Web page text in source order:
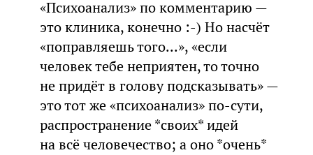
«Психоанализ» по комментарию —
это клиника, конечно :-) Но насчёт
«поправляешь того...», «если
человек тебе неприятен, то точно
не придёт в голову подсказывать» —
это тот же «психоанализ» по-сути,
распространение *своих* идей
на всё человечество; а оно *очень*